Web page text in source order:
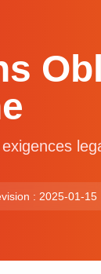
: 2025-01-15